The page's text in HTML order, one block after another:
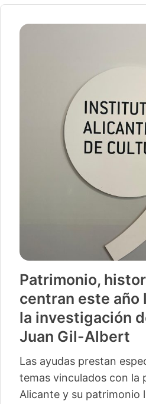
Patrimonio,
centran este año
la investigación
Juan Gil-Albert
Las ayudas prestan
temas vinculados con la
Alicante y su patrimonio